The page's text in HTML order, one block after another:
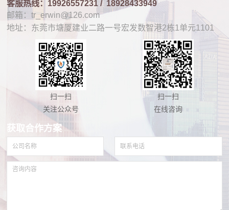
客服热线：19926557231 / 18928433949
邮箱：tr_erwin@126.com
地址：东莞市塘厦建业二路一号宏发数智港2栋1单元1101
扫一扫
关注公众号
扫一扫
在线咨询
获取合作方案